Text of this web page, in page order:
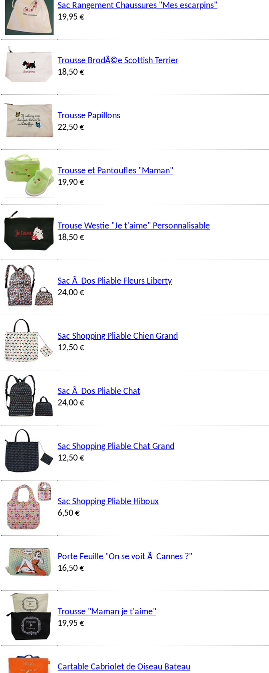
Sac Rangement Chaussures "Mes escarpins"
19,95 €
Trousse BrodÃ©e Scottish Terrier
18,50 €
Trousse Papillons
22,50 €
Trousse et Pantoufles "Maman"
19,90 €
Trouse Westie "Je t'aime" Personnalisable
18,50 €
Sac Ã Dos Pliable Fleurs Liberty
24,00 €
Sac Shopping Pliable Chien Grand
12,50 €
Sac Ã Dos Pliable Chat
24,00 €
Sac Shopping Pliable Chat Grand
12,50 €
Sac Shopping Pliable Hiboux
6,50 €
Porte Feuille "On se voit Ã Cannes ?"
16,50 €
Trousse "Maman je t'aime"
19,95 €
Cartable Cabriolet de Oiseau Bateau